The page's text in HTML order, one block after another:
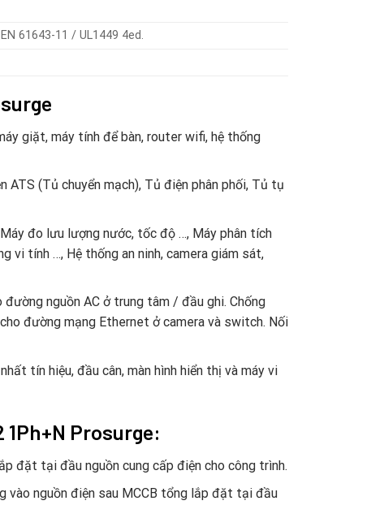
61643-11 / UL1449 4ed.
giặt, máy tính để bàn, router wifi, hệ thống
(Tủ chuyển mạch), Tủ điện phân phối, Tủ tụ
đo lưu lượng nước, tốc độ …, Máy phân tích
vi tính …, Hệ thống an ninh, camera giám sát,
nguồn AC ở trung tâm / đầu ghi. Chống
đường mạng Ethernet ở camera và switch. Nối
tín hiệu, đầu cân, màn hình hiển thị và máy vi
Prosurge:
đặt tại đầu nguồn cung cấp điện cho công trình.
nguồn điện sau MCCB tổng lắp đặt tại đầu